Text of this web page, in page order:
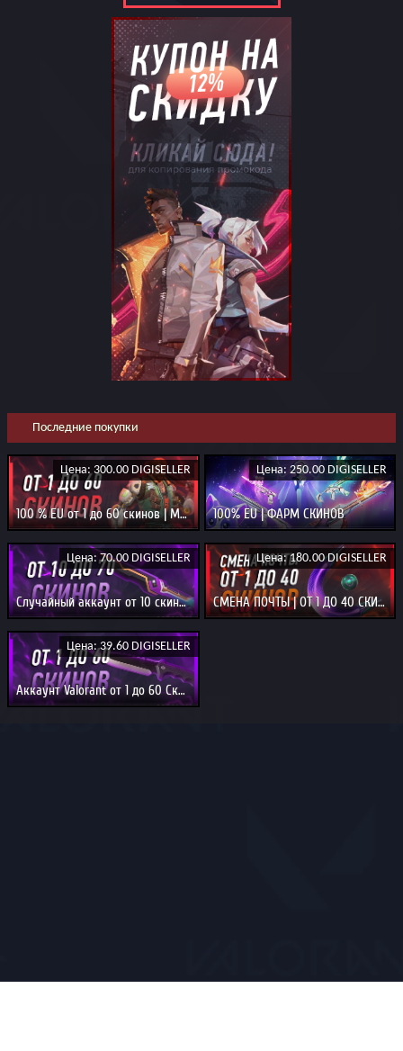
Последние покупки
Цена: 300.00 DIGISELLER
100 % EU от 1 до 60 скинов | Может упасть ЖИР
Цена: 250.00 DIGISELLER
100% EU | ФАРМ СКИНОВ
Цена: 70.00 DIGISELLER
Случайный аккаунт от 10 скинов
Цена: 180.00 DIGISELLER
СМЕНА ПОЧТЫ | ОТ 1 ДО 40 СКИНОВ
Цена: 39.60 DIGISELLER
Аккаунт Valorant от 1 до 60 Скинов